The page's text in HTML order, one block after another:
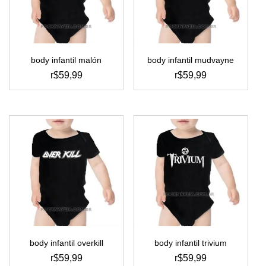
escolhidas
na
página
produto
escolhidas
na
página
produto
body infantil malón
r$59,99
este
tem
várias
variantes.
as
opções
podem
escolhidas
na
página
produto
body infantil mudvayne
r$59,99
este
tem
várias
variantes.
opções
podem
escolhidas
página
produto
body infantil overkill
r$59,99
body infantil trivium
r$59,99